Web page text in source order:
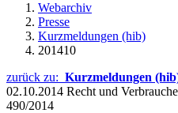
Webarchiv
Presse
Kurzmeldungen (hib)
201410
zurück zu: Kurzmeldungen
02.10.2014 Recht und
490/2014